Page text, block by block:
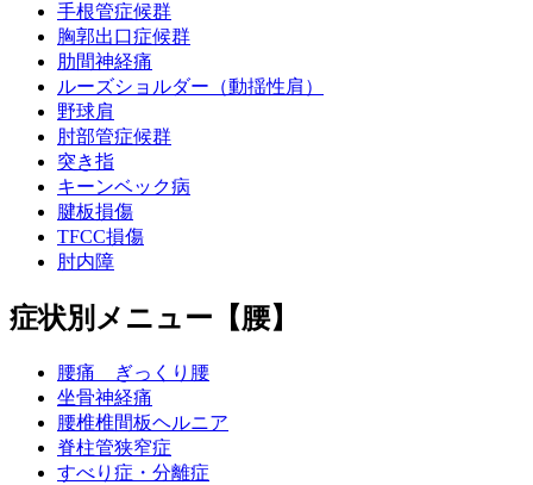
手根管症候群
胸郭出口症候群
肋間神経痛
ルーズショルダー（動揺性肩）
野球肩
肘部管症候群
突き指
キーンベック病
腱板損傷
TFCC損傷
肘内障
症状別メニュー【腰】
腰痛 ぎっくり腰
坐骨神経痛
腰椎椎間板ヘルニア
脊柱管狭窄症
すべり症・分離症